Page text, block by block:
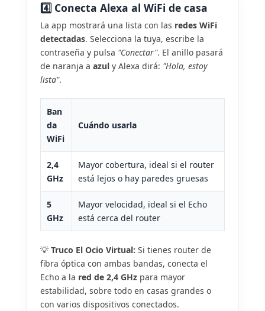
4️⃣ Conecta Alexa al WiFi de casa
La app mostrará una lista con las redes WiFi
detectadas. Selecciona la tuya, escribe la
contraseña y pulsa "Conectar". El anillo pasará
de naranja a azul y Alexa dirá: "Hola, estoy
lista".
Ban
da
WiFi
Cuándo usarla
2,4
GHz
Mayor cobertura, ideal si el router
está lejos o hay paredes gruesas
5
GHz
Mayor velocidad, ideal si el Echo
está cerca del router
💡 Truco El Ocio Virtual: Si tienes router de
fibra óptica con ambas bandas, conecta el
Echo a la red de 2,4 GHz para mayor
estabilidad, sobre todo en casas grandes o
con varios dispositivos conectados.